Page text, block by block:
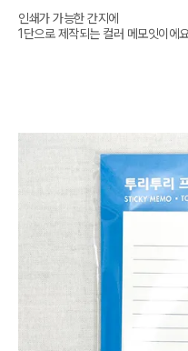
인쇄가 가능한 간지에
1단으로 제작되는 컬러 메모잇이에